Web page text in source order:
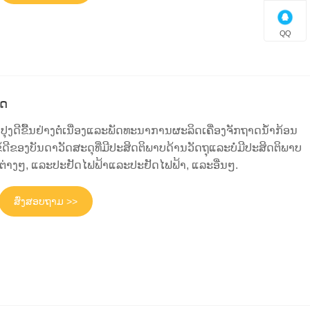
ງດີຂື້ນຢ່າງຕໍ່ເນື່ອງແລະພັດທະນາການຜະລິດເຄື່ອງຈັກຖາດນ້ໍາກ້ອນ
ຂອງບັນດາວັດສະດຸທີ່ມີປະສິດຕິພາບດ້ານວັດຖຸແລະບໍ່ມີປະສິດຕິພາບ
າງໆ, ແລະປະຢັດໄຟຟ້າແລະປະຢັດໄຟຟ້າ, ແລະອື່ນໆ.
ສົ່ງສອບຖາມ >>
QQ